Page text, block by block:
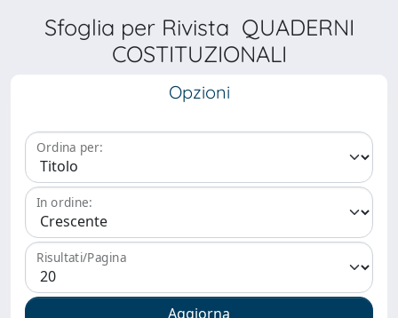
Sfoglia per Rivista QUADERNI
COSTITUZIONALI
Opzioni
Ordina per:
In ordine:
Risultati/Pagina